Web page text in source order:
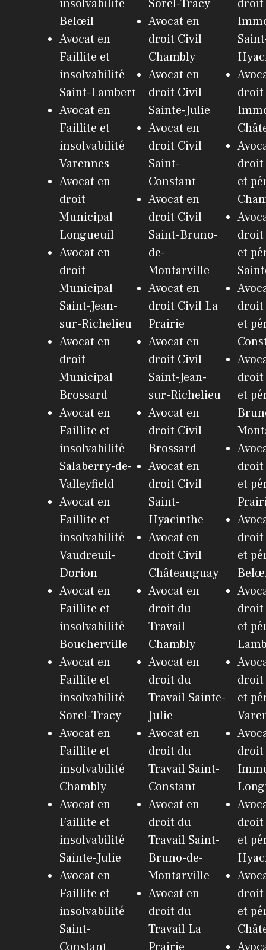
insolvabilité
Belœil
Avocat en
Faillite et
insolvabilité
Saint-Lambert
Avocat en
Faillite et
insolvabilité
Varennes
Avocat en
droit
Municipal
Longueuil
Avocat en
droit
Municipal
Saint-Jean-
sur-Richelieu
Avocat en
droit
Municipal
Brossard
Avocat en
Faillite et
insolvabilité
Salaberry-de-
Valleyfield
Avocat en
Faillite et
insolvabilité
Vaudreuil-
Dorion
Avocat en
Faillite et
insolvabilité
Boucherville
Avocat en
Faillite et
insolvabilité
Sorel-Tracy
Avocat en
Faillite et
insolvabilité
Chambly
Avocat en
Faillite et
insolvabilité
Sainte-Julie
Avocat en
Faillite et
insolvabilité
Saint-
Constant
Sorel-Tracy
Avocat en
droit Civil
Chambly
Avocat en
droit Civil
Sainte-Julie
Avocat en
droit Civil
Saint-
Constant
Avocat en
droit Civil
Saint-Bruno-
de-
Montarville
Avocat en
droit Civil La
Prairie
Avocat en
droit Civil
Saint-Jean-
sur-Richelieu
Avocat en
droit Civil
Brossard
Avocat en
droit Civil
Saint-
Hyacinthe
Avocat en
droit Civil
Châteauguay
Avocat en
droit du
Travail
Chambly
Avocat en
droit du
Travail Sainte-
Julie
Avocat en
droit du
Travail Saint-
Constant
Avocat en
droit du
Travail Saint-
Bruno-de-
Montarville
Avocat en
droit du
Travail La
Prairie
droit
droit
et
et
et
et
et
et
et
et
droit
et
et